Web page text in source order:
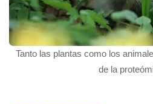
Tanto las plantas como los
de la